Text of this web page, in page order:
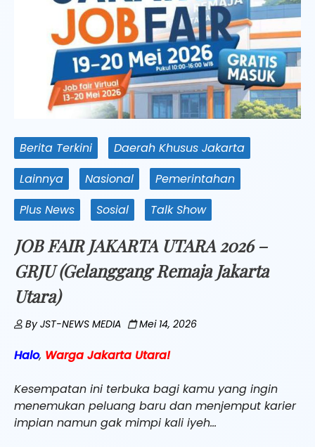
Berita Terkini
Daerah Khusus Jakarta
Lainnya
Nasional
Pemerintahan
Plus News
Sosial Talk Show
JOB FAIR JAKARTA UTARA 2026 –
GRJU (Gelanggang Remaja Jakarta
Utara)
ByJST-NEWS MEDIA Mei 14, 2026
Halo, Warga Jakarta Utara!
Kesempatan ini terbuka bagi kamu yang ingin
menemukan peluang baru dan menjemput karier
impian namun gak mimpi kali iyeh…